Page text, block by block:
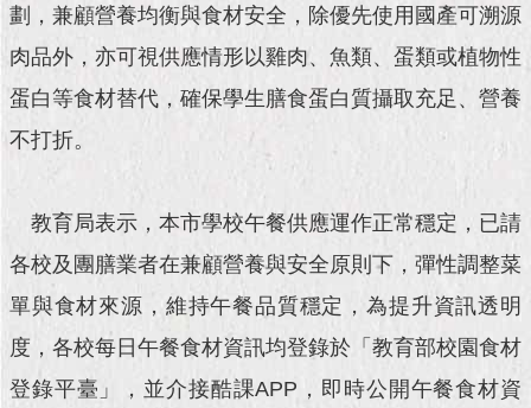
動
主
題
館
民
動
動
主
劃，兼顧營養均衡與食材安全，除優先使用國產可溯源
肉品外，亦可視供應情形以雞肉、魚類、蛋類或植物性
蛋白等食材替代，確保學生膳食蛋白質攝取充足、營養
不打折。
教育局表示，本市學校午餐供應運作正常穩定，已請
各校及團膳業者在兼顧營養與安全原則下，彈性調整菜
單與食材來源，維持午餐品質穩定，為提升資訊透明
度，各校每日午餐食材資訊均登錄於「教育部校園食材
登錄平臺」，並介接酷課APP，即時公開午餐食材資